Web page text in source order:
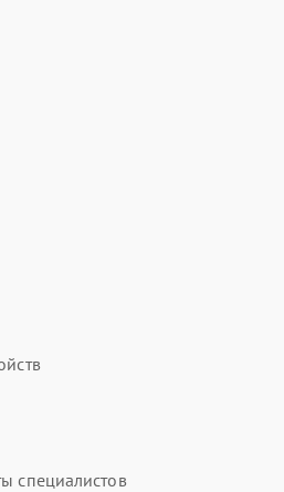
специалистов